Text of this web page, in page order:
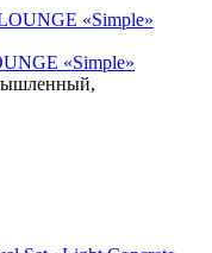
«Simple»